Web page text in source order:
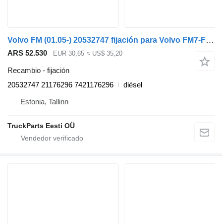
Volvo FM (01.05-) 20532747 fijación para Volvo FM7-FM12, FM, FMX (1998-2014) cabeza tractora
ARS 52.530 EUR 30,65 ≈ US$ 35,20
Recambio - fijación
20532747 21176296 7421176296
diésel
Estonia, Tallinn
TruckParts Eesti OÜ